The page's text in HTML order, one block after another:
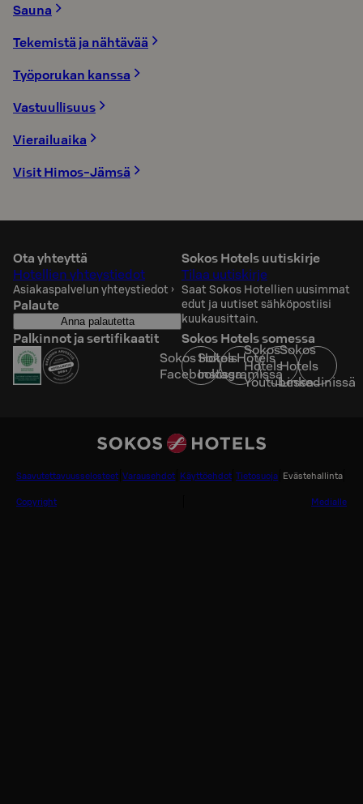
Sauna
Tekemistä ja nähtävää
Työporukan kanssa
Vastuullisuus
Vierailuaika
Visit Himos-Jämsä
Ota yhteyttä
Hotellien yhteystiedot
Asiakaspalvelun yhteystiedot ›
Palaute
Anna palautetta
Sokos Hotels uutiskirje
Tilaa uutiskirje
Saat Sokos Hotellien uusimmat
edut ja uutiset sähköpostiisi
kuukausittain.
Palkinnot ja sertifikaatit
Sokos Hotels somessa
Sokos Hotels
Facebookissa
Sokos Hotels
Instagramissa
Sokos
Hotels
Youtubessa
Sokos
Hotels
Linkedinissä
Saavutettavuusselosteet Varausehdot Käyttöehdot Tietosuoja Evästehallinta
Copyright Medialle